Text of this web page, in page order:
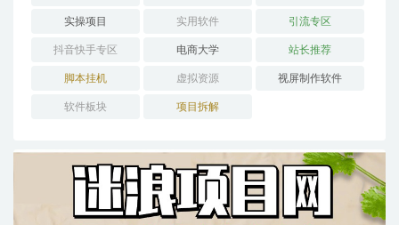
实操项目 实用软件 引流专区
抖音快手专区 电商大学 站长推荐
脚本挂机 虚拟资源 视屏制作软件
软件板块 项目拆解